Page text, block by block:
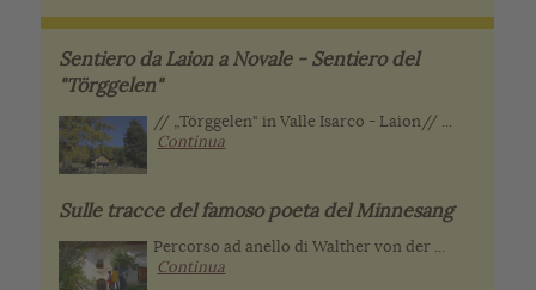
Sentiero da Laion a Novale - Sentiero del
"Törggelen"
// „Törggelen" in Valle Isarco - Laion// ...
Continua
Sulle tracce del famoso poeta del Minnesang
Percorso ad anello di Walther von der ...
Continua